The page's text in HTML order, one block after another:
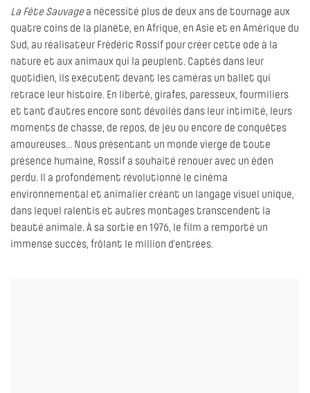
La Fête Sauvagea nécessité plus de deux ans de tournage aux
quatre coins de la planète, en Afrique, en Asie et en Amérique du
Sud, au réalisateur Frédéric Rossif pour créer cette ode à la
nature et aux animaux qui la peuplent. Captés dans leur
quotidien, ils exécutent devant les caméras un ballet qui
retrace leur histoire. En liberté, girafes, paresseux, fourmiliers
et tant d’autres encore sont dévoilés dans leur intimité, leurs
moments de chasse, de repos, de jeu ou encore de conquêtes
amoureuses… Nous présentant un monde vierge de toute
présence humaine, Rossif a souhaité renouer avec un éden
perdu. Il a profondément révolutionné le cinéma
environnemental et animalier créant un langage visuel unique,
dans lequel ralentis et autres montages transcendent la
beauté animale. À sa sortie en 1976, le film a remporté un
immense succès, frôlant le million d’entrées.